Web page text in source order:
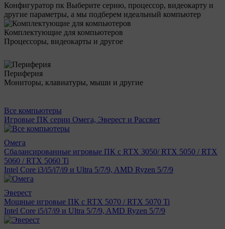
Конфигуратор пк Выберите серию, процессор, видеокарту и
другие параметры, а мы подберем идеальный компьютер
Комплектующие для компьютеров
Процессоры, видеокарты и другое
Периферия
Мониторы, клавиатуры, мыши и другие
Все компьютеры
Игровые ПК серии Омега, Эверест и Рассвет
Омега
Сбалансированные игровые ПК с RTX 3050/ RTX 5050 / RTX
5060 / RTX 5060 Ti
Intel Core i3/i5/i7/i9 и Ultra 5/7/9, AMD Ryzen 5/7/9
Эверест
Мощные игровые ПК с RTX 5070 / RTX 5070 Ti
Intel Core i5/i7/i9 и Ultra 5/7/9, AMD Ryzen 5/7/9